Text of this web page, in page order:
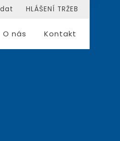
O nás Kontakt
HLÁŠENÍ TRŽEB